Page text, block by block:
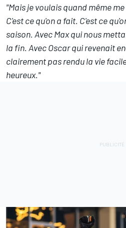
"Mais je voulais quand même
C'est ce qu'on a fait. C'est ce
saison. Avec Max qui nous
la fin. Avec Oscar qui revenait
clairement pas rendu la vie
heureux."